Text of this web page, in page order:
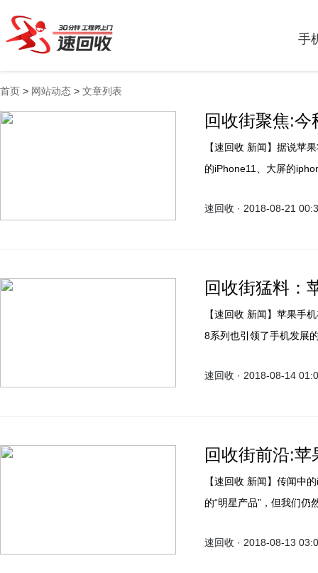
手
首页 > 网站动态 > 文章列表
回收街聚焦:
【速回收 新闻】据说苹果将在今年9月推出三款新iPhone，分别是iPhone X升级版
的iPhone11、大屏的
果有史以来最便宜的旗
速回收 · 2018-08-21
回收街猛料：
【速回收 新闻】苹果手机在中国和海外都深受追捧，去年发布的iPhone X和iPhone
8系列也引领了手机发展
的iPhone 9系列引发了热
速回收 · 2018-08-14
回收街前沿:
【速回收 新闻】传闻中的iPhone 9在设计方面有望成为苹果手机回收公司发布周期
的“明星产品”，但我们
速回收 · 2018-08-13